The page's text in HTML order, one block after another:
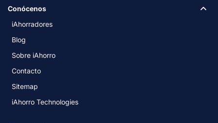
Conócenos
iAhorradores
Blog
Sobre iAhorro
Contacto
Sitemap
iAhorro Technologies